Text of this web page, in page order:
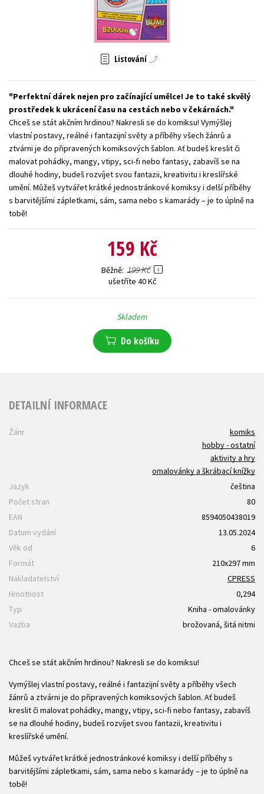
Zahraniční literatura
Všechny tituly
Listování
Perfektní dárek nejen pro začínající umělce! Je to také skvělý
prostředek k ukrácení času na cestách nebo v čekárnách.
Chceš se stát akčním hrdinou? Nakresli se do komiksu! Vymýšlej
vlastní postavy, reálné i fantazijní světy a příběhy všech žánrů a
ztvárni je do připravených komiksových šablon. Ať budeš kreslit či
malovat pohádky, mangy, vtipy, sci-fi nebo fantasy, zabavíš se na
dlouhé hodiny, budeš rozvíjet svou fantazii, kreativitu i kreslířské
umění. Můžeš vytvářet krátké jednostránkové komiksy i delší příběhy
s barvitějšími zápletkami, sám, sama nebo s kamarády – je to úplně na
tobě!
159 Kč
Běžně 199 Kč
ušetříte 40 Kč
Skladem
Do košíku
DETAILNÍ INFORMACE
Žánr
komiks
hobby - ostatní
aktivity a hry
omalovánky a škrábací knížky
Jazyk
čeština
Počet stran
80
EAN
8594050438019
Datum vydání
13.05.2024
Věk od
6
Formát
210x297 mm
Nakladatelství
CPRESS
Hmotnost
0,294
Typ
Kniha - omalovánky
Vazba
brožovaná, šitá nitmi
Chceš se stát akčním hrdinou? Nakresli se do komiksu!
Vymýšlej vlastní postavy, reálné i fantazijní světy a příběhy všech
žánrů a ztvárni je do připravených komiksových šablon. Ať budeš
kreslit či malovat pohádky, mangy, vtipy, sci-fi nebo fantasy, zabavíš
se na dlouhé hodiny, budeš rozvíjet svou fantazii, kreativitu i
kreslířské umění.
Můžeš vytvářet krátké jednostránkové komiksy i delší příběhy s
barvitějšími zápletkami, sám, sama nebo s kamarády – je to úplně na
tobě!